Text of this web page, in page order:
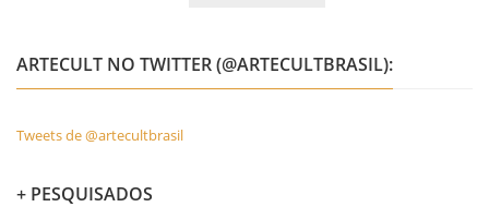
ARTECULT NO TWITTER (@ARTECULTBRASIL):
Tweets de @artecultbrasil
+ PESQUISADOS